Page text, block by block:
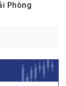
Phòng